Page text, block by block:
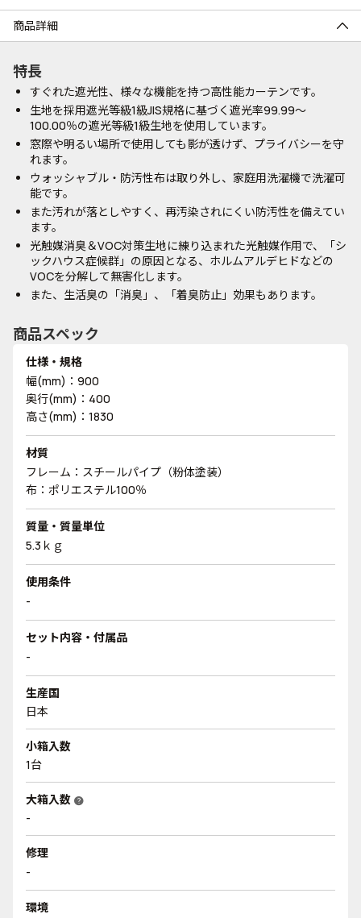
商品詳細
特長
すぐれた遮光性、様々な機能を持つ高性能カーテンです。
生地を採用遮光等級1級JIS規格に基づく遮光率99.99～
100.00％の遮光等級1級生地を使用しています。
窓際や明るい場所で使用しても影が透けず、プライバシーを守
れます。
ウォッシャブル・防汚性布は取り外し、家庭用洗濯機で洗濯可
能です。
また汚れが落としやすく、再汚染されにくい防汚性を備えてい
ます。
光触媒消臭＆VOC対策生地に練り込まれた光触媒作用で、「シ
ックハウス症候群」の原因となる、ホルムアルデヒドなどの
VOCを分解して無害化します。
また、生活臭の「消臭」、「着臭防止」効果もあります。
商品スペック
仕様・規格
幅(mm)：900
奥行(mm)：400
高さ(mm)：1830
材質
フレーム：スチールパイプ（粉体塗装）
布：ポリエステル100％
質量・質量単位
5.3ｋｇ
使用条件
-
セット内容・付属品
-
生産国
日本
小箱入数
1台
大箱入数 help
-
修理
-
環境